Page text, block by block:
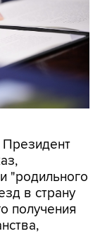
Президент
"родильного
в страну
получения